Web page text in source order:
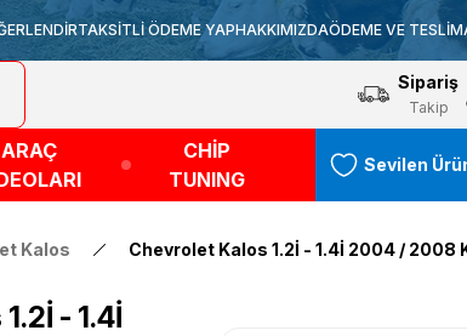
TAKSİTLİ ÖDEME YAPHAKKIMIZDAÖDEME VE
Sipariş
Takip
ARAÇ
CHİP
TUNING
Sevilen
Kalos Chevrolet Kalos 1.2İ - 1.4İ 2004 /
- 1.4İ